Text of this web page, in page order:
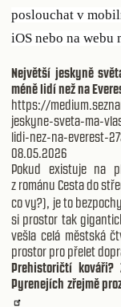
poslouchat v
iOS nebo na webu
Největší jeskyně
méně lidí než na
https://
jeskyne-sveta-ma-
lidi-nez-na-everest-
08.05.2026
Pokud existuje na
z románu Cesta do
co vy?), je to
si prostor tak
vešla celá městská
prostor pro přelet
Prehistoričtí
Pyrenejích zřejmě